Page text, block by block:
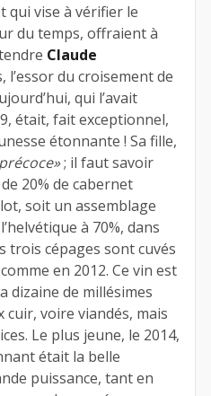
qui vise à vérifier le
du temps, offraient à
Claude
du croisement de
qui l’avait
était, fait exceptionnel,
étonnante ! Sa fille,
; il faut savoir
de 20% de cabernet
soit un assemblage
à 70%, dans
trois cépages sont cuvés
en 2012. Ce vin est
dizaine de millésimes
voire viandés, mais
Le plus jeune, le 2014,
était la belle
puissance, tant en